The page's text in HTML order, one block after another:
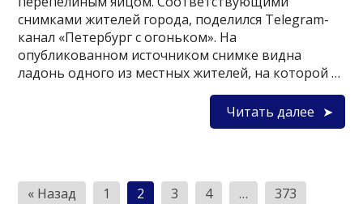
снимками жителей города, поделился Telegram-
канал «Петербург с огоньком». На
опубликованном источником снимке видна
ладонь одного из местных жителей, на которой …
Читать далее
Пагинация
« Назад 1 2 3 4 … 373